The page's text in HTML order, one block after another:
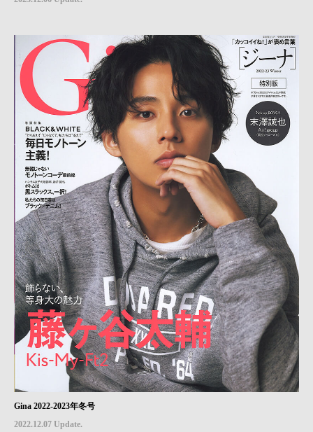
Gina 2022-2023年冬号
2022.12.07 Update.